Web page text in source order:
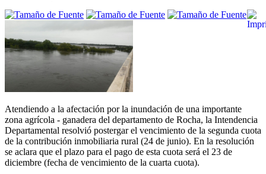
Atendiendo a la afectación por la inundación de una importante
zona agrícola - ganadera del departamento de Rocha, la Intendencia
Departamental resolvió postergar el vencimiento de la segunda cuota
de la contribución inmobiliaria rural (24 de junio). En la resolución
se aclara que el plazo para el pago de esta cuota será el 23 de
diciembre (fecha de vencimiento de la cuarta cuota).